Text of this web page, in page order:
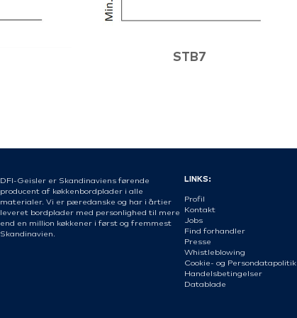
STB7
DFI-Geisler er Skandinaviens førende
producent af køkkenbordplader i alle
materialer. Vi er pæredanske og har i årtier
leveret bordplader med personlighed til mere
end en million køkkener i først og fremmest
Skandinavien.
LINKS:
Profil
Kontakt
Jobs
Find forhandler
Presse
Whistleblowing
Cookie- og Persondatapolitik
Handelsbetingelser
Datablade